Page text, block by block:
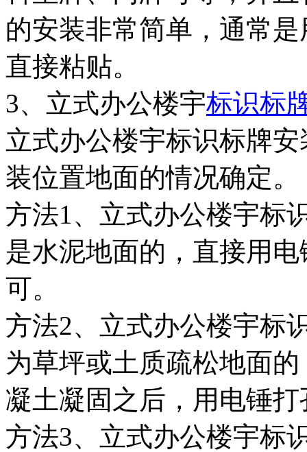
的安装非常简单，通常
直接粘贴。
3、立式办公楼宇标识标
立式办公楼宇标识标牌
装位置地面的情况确定。
方法1、立式办公楼宇标
是水泥地面的，直接用
可。
方法2、立式办公楼宇标
为草坪或土质疏松地面
凝土凝固之后，用电锤
方法3、立式办公楼宇标